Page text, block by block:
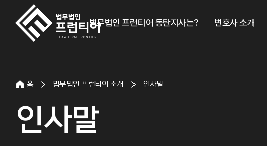
법무법인 프런티어 동탄지사는? 변호사 소개
홈 법무법인 프런티어 소개 인사말
인사말